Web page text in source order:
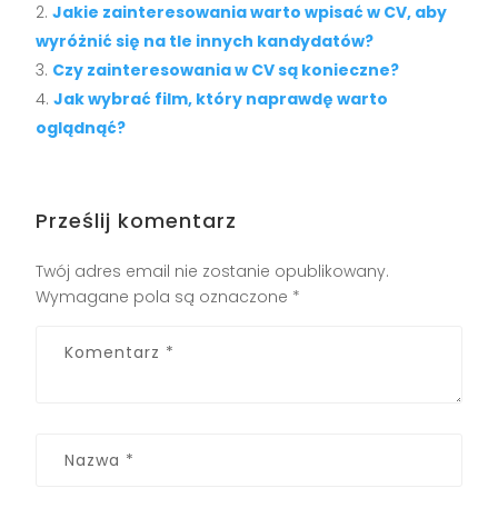
Jakie zainteresowania warto wpisać w CV, aby
wyróżnić się na tle innych kandydatów?
Czy zainteresowania w CV są konieczne?
Jak wybrać film, który naprawdę warto
oglądnąć?
Prześlij komentarz
Twój adres email nie zostanie opublikowany.
Wymagane pola są oznaczone *